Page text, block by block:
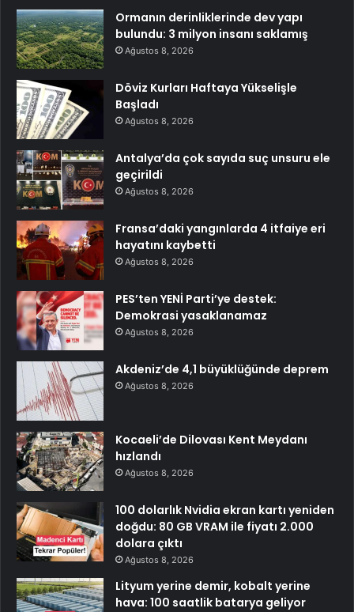
Ormanın derinliklerinde dev yapı
bulundu: 3 milyon insanı saklamış
Ağustos 8, 2026
Döviz Kurları Haftaya Yükselişle
Başladı
Ağustos 8, 2026
Antalya’da çok sayıda suç unsuru ele
geçirildi
Ağustos 8, 2026
Fransa’daki yangınlarda 4 itfaiye eri
hayatını kaybetti
Ağustos 8, 2026
PES’ten YENİ Parti’ye destek:
Demokrasi yasaklanamaz
Ağustos 8, 2026
Akdeniz’de 4,1 büyüklüğünde deprem
Ağustos 8, 2026
Kocaeli’de Dilovası Kent Meydanı
hızlandı
Ağustos 8, 2026
100 dolarlık Nvidia ekran kartı yeniden
doğdu: 80 GB VRAM ile fiyatı 2.000
dolara çıktı
Ağustos 8, 2026
Lityum yerine demir, kobalt yerine
hava: 100 saatlik batarya geliyor